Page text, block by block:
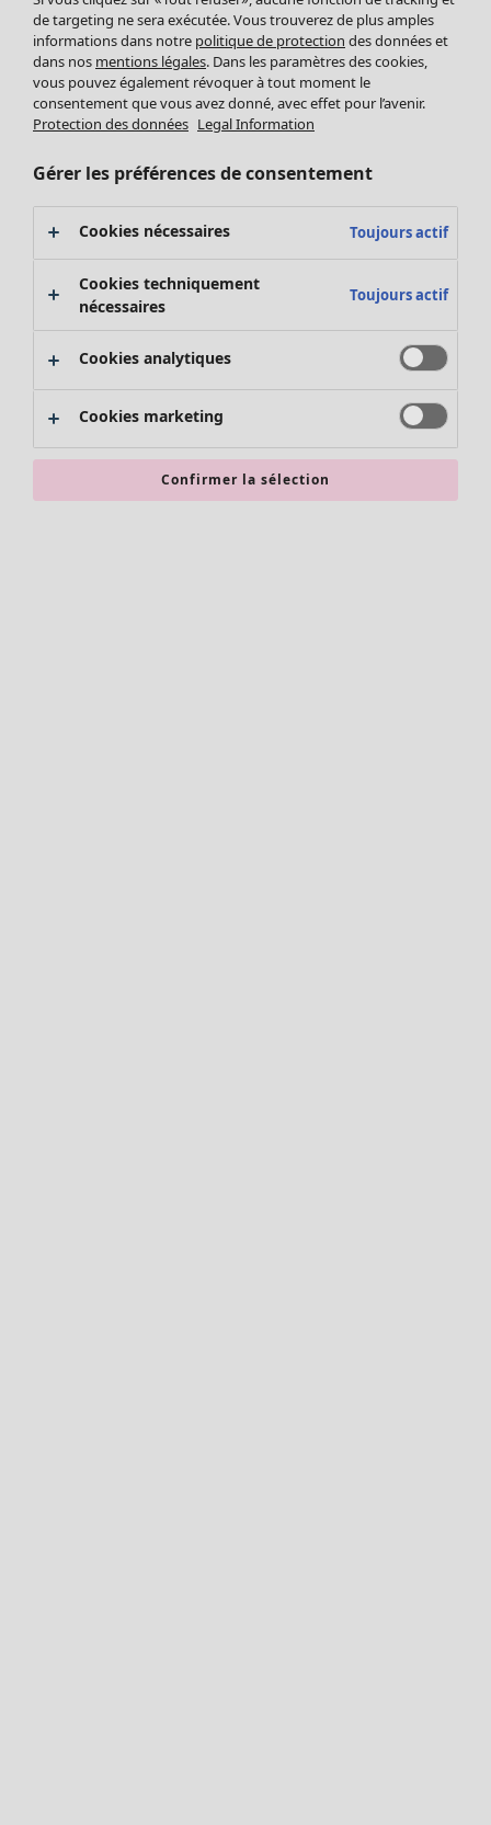
Vêtements de bain
Basics
Soldes Mobilier
Bonnes affaires déco
Décoration
Textiles
Tapis
Éponge
Promos SOLDES
Les promos de Gudrun Sjödén
Nouvel arrivage
Bonnes affaires en soldes - jusqu'à -70
de targeting ne sera exécutée. Vous trouverez de plus amples
informations dans notre politique de protection des données et
dans nos mentions légales. Dans les paramètres des cookies,
vous pouvez également révoquer à tout moment le
consentement que vous avez donné, avec effet pour l’avenir.
Protection des données Legal Information
Gérer les préférences de consentement
Cookies nécessaires Toujours actif
Cookies techniquement
nécessaires
Toujours actif
Cookies analytiques
Cookies marketing
Confirmer la sélection